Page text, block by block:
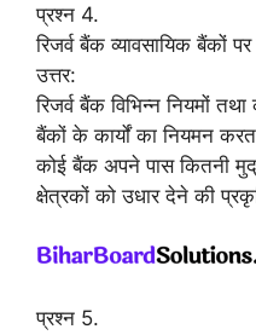
प्रश्न 4.
रिजर्व बैंक व्यावसायिक बैंकों
उत्तर:
रिजर्व बैंक विभिन्न नियमों
बैंकों के कार्यों का नियमन
कोई बैंक अपने पास कितनी
क्षेत्रकों को उधार देने की
प्रश्न 5.